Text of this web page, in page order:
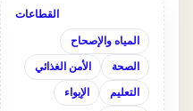
القطاعات
المياه والإصحاح
الصحة الأمن الغذائي
التعليم الإيواء